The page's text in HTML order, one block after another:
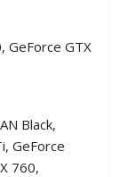
GeForce GTX
Black,
GeForce
760,